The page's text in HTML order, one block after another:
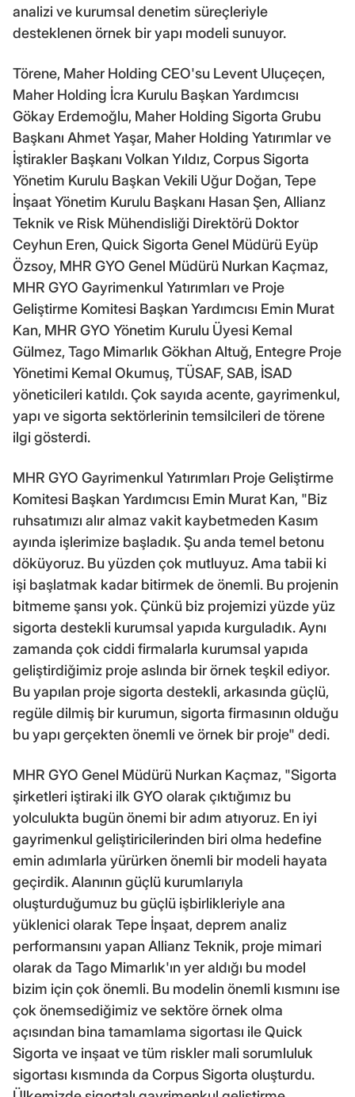
analizi ve kurumsal denetim süreçleriyle
desteklenen örnek bir yapı modeli sunuyor.
Törene, Maher Holding CEO'su Levent Uluçeçen,
Maher Holding İcra Kurulu Başkan Yardımcısı
Gökay Erdemoğlu, Maher Holding Sigorta Grubu
Başkanı Ahmet Yaşar, Maher Holding Yatırımlar ve
İştirakler Başkanı Volkan Yıldız, Corpus Sigorta
Yönetim Kurulu Başkan Vekili Uğur Doğan, Tepe
İnşaat Yönetim Kurulu Başkanı Hasan Şen, Allianz
Teknik ve Risk Mühendisliği Direktörü Doktor
Ceyhun Eren, Quick Sigorta Genel Müdürü Eyüp
Özsoy, MHR GYO Genel Müdürü Nurkan Kaçmaz,
MHR GYO Gayrimenkul Yatırımları ve Proje
Geliştirme Komitesi Başkan Yardımcısı Emin Murat
Kan, MHR GYO Yönetim Kurulu Üyesi Kemal
Gülmez, Tago Mimarlık Gökhan Altuğ, Entegre Proje
Yönetimi Kemal Okumuş, TÜSAF, SAB, İSAD
yöneticileri katıldı. Çok sayıda acente, gayrimenkul,
yapı ve sigorta sektörlerinin temsilcileri de törene
ilgi gösterdi.
MHR GYO Gayrimenkul Yatırımları Proje Geliştirme
Komitesi Başkan Yardımcısı Emin Murat Kan, "Biz
ruhsatımızı alır almaz vakit kaybetmeden Kasım
ayında işlerimize başladık. Şu anda temel betonu
döküyoruz. Bu yüzden çok mutluyuz. Ama tabii ki
işi başlatmak kadar bitirmek de önemli. Bu projenin
bitmeme şansı yok. Çünkü biz projemizi yüzde yüz
sigorta destekli kurumsal yapıda kurguladık. Aynı
zamanda çok ciddi firmalarla kurumsal yapıda
geliştirdiğimiz proje aslında bir örnek teşkil ediyor.
Bu yapılan proje sigorta destekli, arkasında güçlü,
regüle dilmiş bir kurumun, sigorta firmasının olduğu
bu yapı gerçekten önemli ve örnek bir proje" dedi.
MHR GYO Genel Müdürü Nurkan Kaçmaz, "Sigorta
şirketleri iştiraki ilk GYO olarak çıktığımız bu
yolculukta bugün önemi bir adım atıyoruz. En iyi
gayrimenkul geliştiricilerinden biri olma hedefine
emin adımlarla yürürken önemli bir modeli hayata
geçirdik. Alanının güçlü kurumlarıyla
oluşturduğumuz bu güçlü işbirlikleriyle ana
yüklenici olarak Tepe İnşaat, deprem analiz
performansını yapan Allianz Teknik, proje mimari
olarak da Tago Mimarlık'ın yer aldığı bu model
bizim için çok önemli. Bu modelin önemli kısmını ise
çok önemsediğimiz ve sektöre örnek olma
açısından bina tamamlama sigortası ile Quick
Sigorta ve inşaat ve tüm riskler mali sorumluluk
sigortası kısmında da Corpus Sigorta oluşturdu.